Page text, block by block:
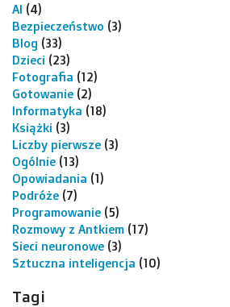
AI (4)
Bezpieczeństwo (3)
Blog (33)
Dzieci (23)
Fotografia (12)
Gotowanie (2)
Informatyka (18)
Książki (3)
Liczby pierwsze (3)
Ogólnie (13)
Opowiadania (1)
Podróże (7)
Programowanie (5)
Rozmowy z Antkiem (17)
Sieci neuronowe (3)
Sztuczna inteligencja (10)
Tagi